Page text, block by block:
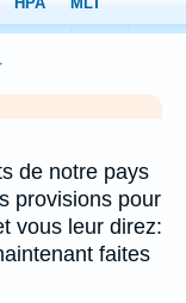
de notre pays
provisions pour
vous leur direz:
faites